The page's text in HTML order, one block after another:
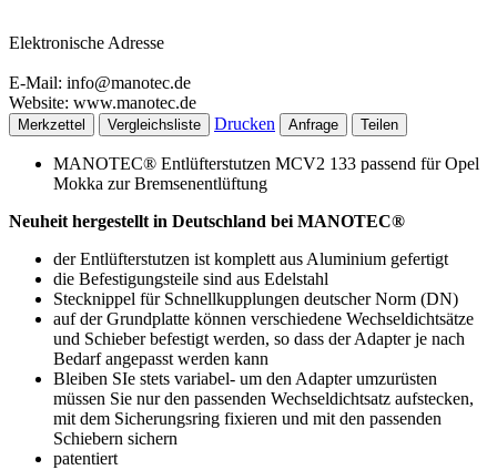
Elektronische Adresse
E-Mail: info@manotec.de
Website: www.manotec.de
Merkzettel Vergleichsliste Drucken Anfrage Teilen
MANOTEC® Entlüfterstutzen MCV2 133 passend für Opel
Mokka zur Bremsenentlüftung
Neuheit hergestellt in Deutschland bei MANOTEC®
der Entlüfterstutzen ist komplett aus Aluminium gefertigt
die Befestigungsteile sind aus Edelstahl
Stecknippel für Schnellkupplungen deutscher Norm (DN)
auf der Grundplatte können verschiedene Wechseldichtsätze
und Schieber befestigt werden, so dass der Adapter je nach
Bedarf angepasst werden kann
Bleiben SIe stets variabel- um den Adapter umzurüsten
müssen Sie nur den passenden Wechseldichtsatz aufstecken,
mit dem Sicherungsring fixieren und mit den passenden
Schiebern sichern
patentiert